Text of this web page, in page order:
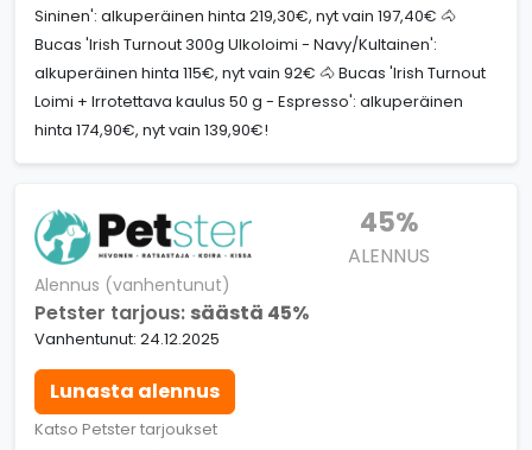
Sininen': alkuperäinen hinta 219,30€, nyt vain 197,40€ 🐴
Bucas 'Irish Turnout 300g Ulkoloimi - Navy/Kultainen':
alkuperäinen hinta 115€, nyt vain 92€ 🐴 Bucas 'Irish Turnout
Loimi + Irrotettava kaulus 50 g - Espresso': alkuperäinen
hinta 174,90€, nyt vain 139,90€!
45%
ALENNUS
Alennus (vanhentunut)
Petster tarjous: säästä 45%
Vanhentunut: 24.12.2025
Lunasta alennus
Katso Petster tarjoukset